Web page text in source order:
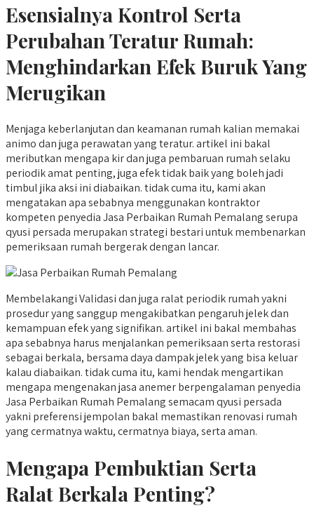
Esensialnya Kontrol Serta
Perubahan Teratur Rumah:
Menghindarkan Efek Buruk Yang
Merugikan
Menjaga keberlanjutan dan keamanan rumah kalian memakai
animo dan juga perawatan yang teratur. artikel ini bakal
meributkan mengapa kir dan juga pembaruan rumah selaku
periodik amat penting, juga efek tidak baik yang boleh jadi
timbul jika aksi ini diabaikan. tidak cuma itu, kami akan
mengatakan apa sebabnya menggunakan kontraktor
kompeten penyedia Jasa Perbaikan Rumah Pemalang serupa
qyusi persada merupakan strategi bestari untuk membenarkan
pemeriksaan rumah bergerak dengan lancar.
Membelakangi Validasi dan juga ralat periodik rumah yakni
prosedur yang sanggup mengakibatkan pengaruh jelek dan
kemampuan efek yang signifikan. artikel ini bakal membahas
apa sebabnya harus menjalankan pemeriksaan serta restorasi
sebagai berkala, bersama daya dampak jelek yang bisa keluar
kalau diabaikan. tidak cuma itu, kami hendak mengartikan
mengapa mengenakan jasa anemer berpengalaman penyedia
Jasa Perbaikan Rumah Pemalang semacam qyusi persada
yakni preferensi jempolan bakal memastikan renovasi rumah
yang cermatnya waktu, cermatnya biaya, serta aman.
Mengapa Pembuktian Serta
Ralat Berkala Penting?